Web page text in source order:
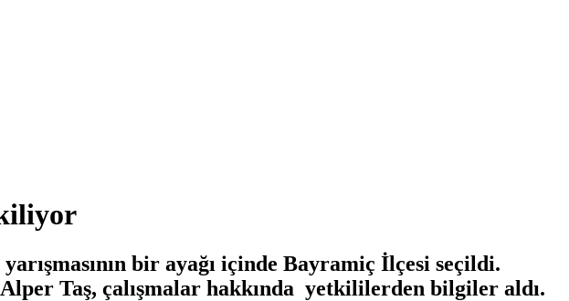
bir ayağı içinde Bayramiç İlçesi seçildi.
Taş, çalışmalar hakkında yetkililerden bilgiler aldı.